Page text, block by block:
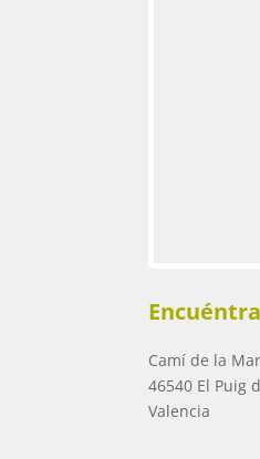
Camí de la
46540 El Puig
Valencia